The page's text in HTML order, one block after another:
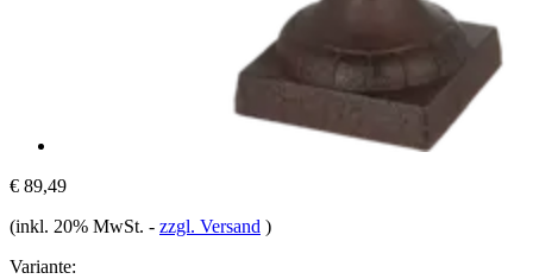
€ 89,49
(inkl. 20% MwSt. - zzgl. Versand )
Variante: